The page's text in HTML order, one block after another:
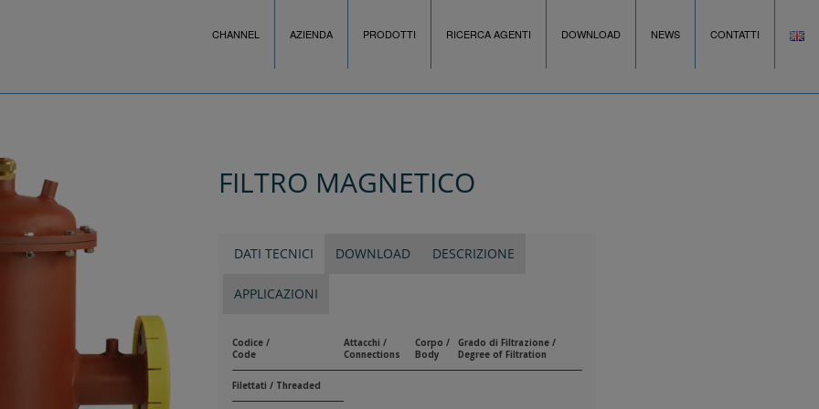
CHANNEL AZIENDA PRODOTTI RICERCA AGENTI DOWNLOAD NEWS CONTATTI
FILTRO MAGNETICO
DATI TECNICI DOWNLOAD DESCRIZIONE
APPLICAZIONI
Codice /
Code
Attacchi /
Connections
Corpo /
Body
Grado di Filtrazione /
Degree of Filtration
Filettati / Threaded